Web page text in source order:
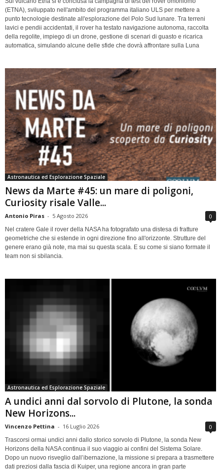
(ETNA), sviluppato nell'ambito del programma italiano ULS per mettere a
punto tecnologie destinate all'esplorazione del Polo Sud lunare. Tra terreni
lavici e pendii accidentati, il rover ha testato navigazione autonoma, raccolta
della regolite, impiego di un drone, gestione di scenari di guasto e ricarica
automatica, simulando alcune delle sfide che dovrà affrontare sulla Luna
Astronautica ed Esplorazione Spaziale
News da Marte #45: un mare di poligoni,
Curiosity risale Valle...
Antonio Piras - 5 Agosto 2026 0
Nel cratere Gale il rover della NASA ha fotografato una distesa di fratture
geometriche che si estende in ogni direzione fino all'orizzonte. Strutture del
genere erano già note, ma mai su questa scala. E su come si siano formate il
team non si sbilancia.
Astronautica ed Esplorazione Spaziale
A undici anni dal sorvolo di Plutone, la sonda
New Horizons...
Vincenzo Pettina - 16 Luglio 2026 0
Trascorsi ormai undici anni dallo storico sorvolo di Plutone, la sonda New
Horizons della NASA continua il suo viaggio ai confini del Sistema Solare.
Dopo un nuovo risveglio dall’ibernazione, la missione si prepara a trasmettere
dati preziosi dalla fascia di Kuiper, una regione ancora in gran parte